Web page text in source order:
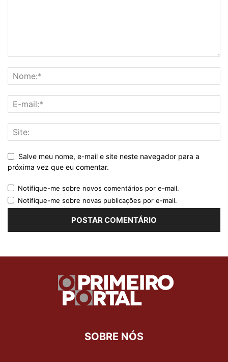
Salve meu nome, e-mail e site neste navegador para a
próxima vez que eu comentar.
Notifique-me sobre novos comentários por e-mail.
Notifique-me sobre novas publicações por e-mail.
SOBRE NÓS